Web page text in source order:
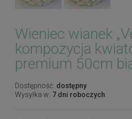
Wieniec wianek
kompozycja
premium 50cm
Dostępność: dostępny
Wysyłka w: 7 dni roboczych